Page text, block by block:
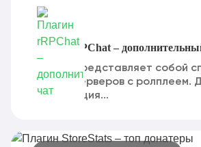
Плагин rRPChat –
rRPChat представляет собой
чат для серверов с ролплеем.
модификация...